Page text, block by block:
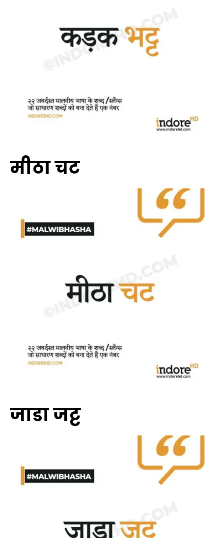
मीठा चट
जाडा जट्ट